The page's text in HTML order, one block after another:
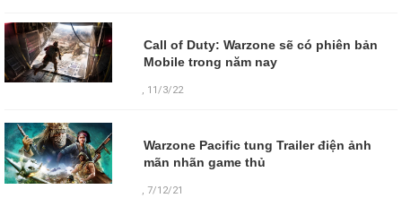
Call of Duty: Warzone sẽ có phiên bản
Mobile trong năm nay
, 11/3/22
Warzone Pacific tung Trailer điện ảnh
mãn nhãn game thủ
,7/12/21